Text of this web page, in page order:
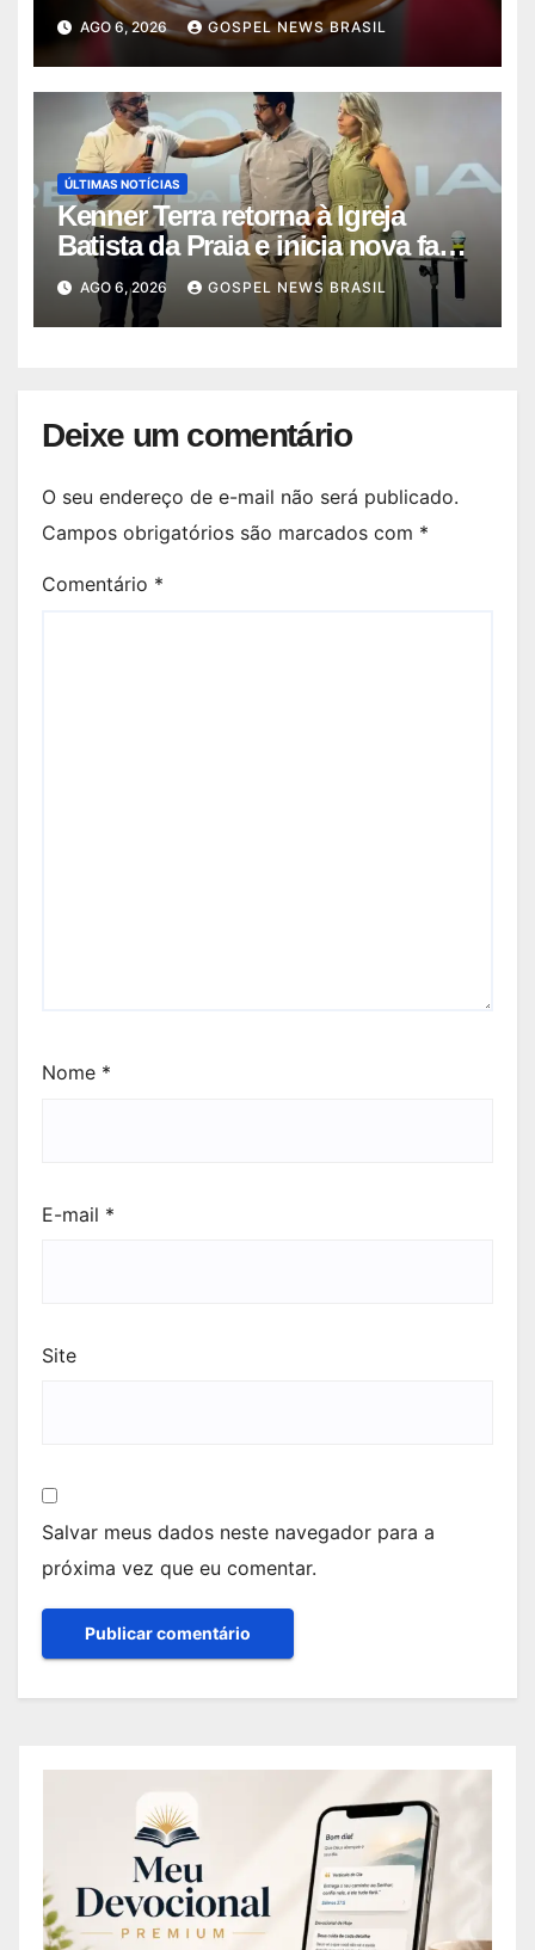
quas…
AGO 6, 2026 GOSPEL NEWS BRASIL
ÚLTIMAS NOTÍCIAS
Kenner Terra retorna à Igreja
Batista da Praia e inicia nova fase
…AGO 6, 2026 GOSPEL NEWS BRASIL
Deixe um comentário
O seu endereço de e-mail não será publicado.
Campos obrigatórios são marcados com *
Comentário *
Nome *
E-mail *
Site
Salvar meus dados neste navegador para a
próxima vez que eu comentar.